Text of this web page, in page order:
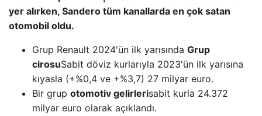
yer alırken, Sandero tüm kanallarda en çok satan
otomobil oldu.
Grup Renault 2024'ün ilk yarısında Grup
cirosuSabit döviz kurlarıyla 2023'ün ilk yarısına
kıyasla (+%0,4 ve +%3,7) 27 milyar euro.
Bir grup otomotiv gelirlerisabit kurla 24.372
milyar euro olarak açıklandı.